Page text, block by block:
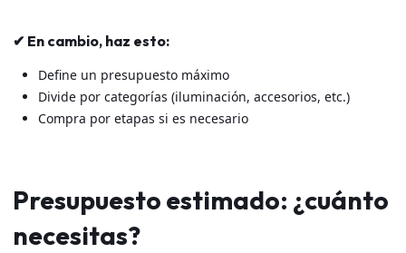
✔ En cambio, haz esto:
Define un presupuesto máximo
Divide por categorías (iluminación, accesorios, etc.)
Compra por etapas si es necesario
Presupuesto estimado: ¿cuánto
necesitas?